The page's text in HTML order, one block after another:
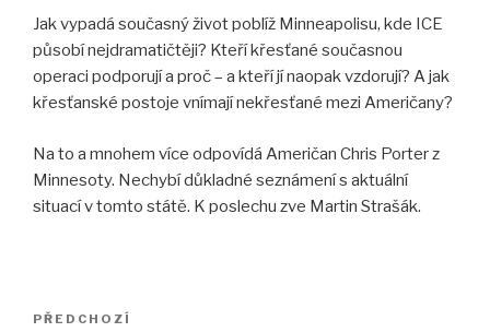
Jak vypadá současný život poblíž Minneapolisu, kde ICE
působí nejdramatičtěji? Kteří křesťané současnou
operaci podporují a proč – a kteří jí naopak vzdorují? A jak
křesťanské postoje vnímají nekřesťané mezi Američany?
Na to a mnohem více odpovídá Američan Chris Porter z
Minnesoty. Nechybí důkladné seznámení s aktuální
situací v tomto státě. K poslechu zve Martin Strašák.
Navigace
Předchozí
PŘEDCHOZÍ